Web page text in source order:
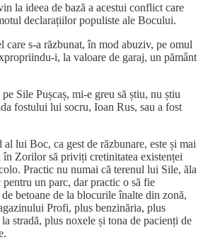
la ideea de bază a acestui conflict care
declarațiilor populiste ale Bocului.
care s-a răzbunat, în mod abuziv, pe omul
i, la valoare de garaj, un pământ
Sile Pușcaș, mi-e greu să știu, nu știu
fostului lui socru, Ioan Rus, sau a fost
al lui Boc, ca gest de răzbunare, este și mai
Zorilor să priviți cretinitatea existenței
Practic nu numai că terenul lui Sile, ăla
un parc, dar practic o să fie
betoane de la blocurile înalte din zonă,
Profi, plus benzinăria, plus
stradă, plus noxele și tona de pacienți de